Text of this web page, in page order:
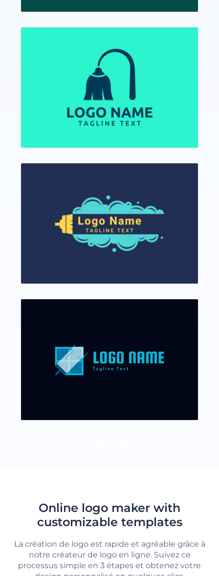
Online logo maker with
customizable templates
La création de logo est rapide et agréable grâce à
notre créateur de logo en ligne. Suivez ce
processus simple en 3 étapes et obtenez votre